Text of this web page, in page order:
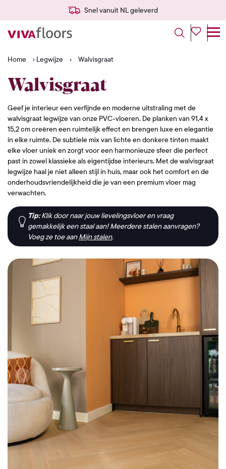
Snel vanuit NL geleverd
Home › Legwijze › Walvisgraat
Walvisgraat
Geef je interieur een verfijnde en moderne uitstraling met de
walvisgraat legwijze van onze PVC-vloeren. De planken van 91,4 x
15,2 cm creëren een ruimtelijk effect en brengen luxe en elegantie
in elke ruimte. De subtiele mix van lichte en donkere tinten maakt
elke vloer uniek en zorgt voor een harmonieuze sfeer die perfect
past in zowel klassieke als eigentijdse interieurs. Met de walvisgraat
legwijze haal je niet alleen stijl in huis, maar ook het comfort en de
onderhoudsvriendelijkheid die je van een premium vloer mag
verwachten.
Tip:Klik door naar jouw lievelingsvloer en vraag
gemakkelijk een staal aan! Meerdere stalen aanvragen?
Voeg ze toe aanMijn stalen.